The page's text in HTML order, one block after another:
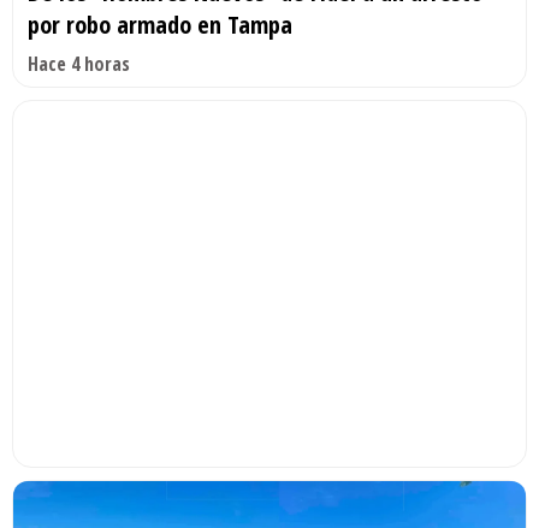
por robo armado en Tampa
Hace 4 horas